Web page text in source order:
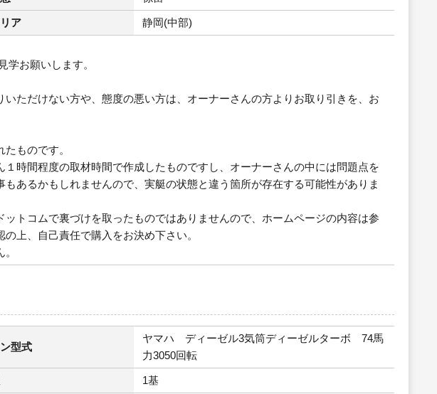
ア 静岡(中部)
学お願いします。
ただけない方や、態度の悪い方は、オーナーさんの方よりお取り引きを、お
ものです。
時間程度の取材時間で作成したものですし、オーナーさんの中には問題点を
あるかもしれませんので、実艇の状態と違う箇所が存在する可能性がありま
トコムで裏づけを取ったものではありませんので、ホームページの内容は参
上、自己責任で購入をお決め下さい。
型式
ヤマハ ディーゼル3気筒ディーゼルターボ 74馬
力3050回転
1基